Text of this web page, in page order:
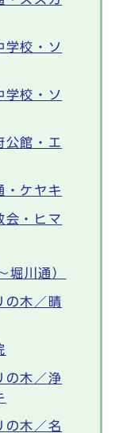
学校・ソ
学校・ソ
公館・エ
・ケヤキ
会・ヒマ
堀川通）
の木／晴
の木／浄
の木／名